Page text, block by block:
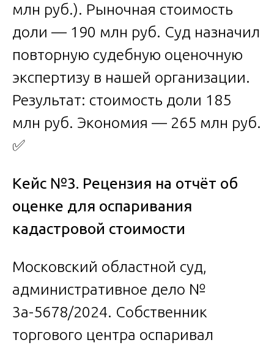
млн руб.). Рыночная стоимость
доли — 190 млн руб. Суд назначил
повторную судебную оценочную
экспертизу в нашей организации.
Результат: стоимость доли 185
млн руб. Экономия — 265 млн руб.
✅
Кейс №3. Рецензия на отчёт об
оценке для оспаривания
кадастровой стоимости
Московский областной суд,
административное дело №
3а-5678/2024. Собственник
торгового центра оспаривал